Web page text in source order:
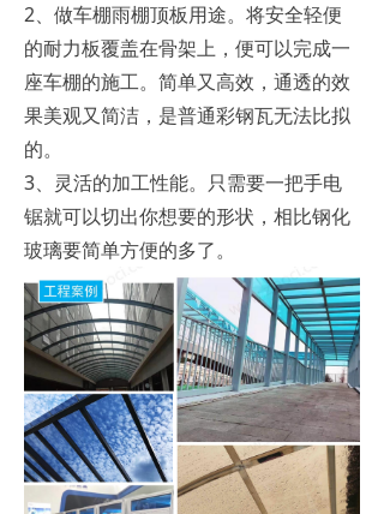
2、做车棚雨棚顶板用途。将安全轻便
的耐力板覆盖在骨架上，便可以完成一
座车棚的施工。简单又高效，通透的效
果美观又简洁，是普通彩钢瓦无法比拟
的。
3、灵活的加工性能。只需要一把手电
锯就可以切出你想要的形状，相比钢化
玻璃要简单方便的多了。